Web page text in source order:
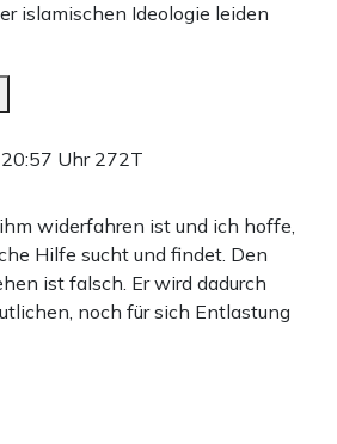
islamischen Ideologie leiden
Uhr 272T
widerfahren ist und ich hoffe,
Hilfe sucht und findet. Den
ist falsch. Er wird dadurch
noch für sich Entlastung